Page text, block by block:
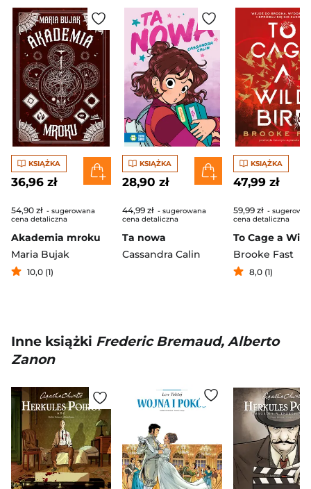
KSIĄŻKA
36,96 zł
54,90 zł - sugerowana
cena detaliczna
Akademia mroku
Maria Bujak
10,0 (1)
KSIĄŻKA
28,90 zł
44,99 zł - sugerowana
cena detaliczna
Ta nowa
Cassandra Calin
KSIĄŻKA
47,99 zł
59,99 zł -
cena detaliczna
Brooke Fast
8,0 (1)
Inne książki Frederic Bremaud, Alberto
Zanon